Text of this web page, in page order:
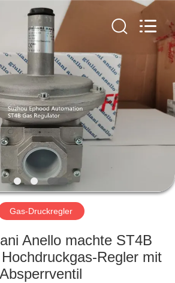
Gas-Druckregler
Anello machte ST4B
Regler mit
Absperrventil